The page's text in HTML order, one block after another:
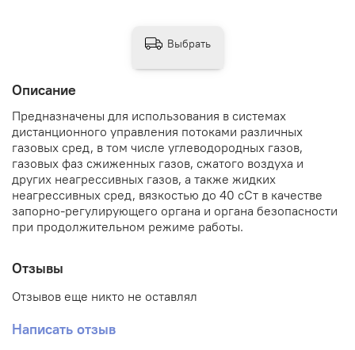
Описание
Предназначены для использования в системах
дистанционного управления потоками различных
газовых сред, в том числе углеводородных газов,
газовых фаз сжиженных газов, сжатого воздуха и
других неагрессивных газов, а также жидких
неагрессивных сред, вязкостью до 40 сСт в качестве
запорно-регулирующего органа и органа безопасности
при продолжительном режиме работы.
Отзывы
Отзывов еще никто не оставлял
Написать отзыв
Выбрать